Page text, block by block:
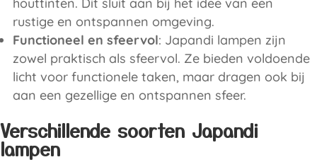
rustige en ontspannen omgeving.
Functioneel en sfeervol: Japandi lampen zijn
zowel praktisch als sfeervol. Ze bieden voldoende
licht voor functionele taken, maar dragen ook bij
aan een gezellige en ontspannen sfeer.
Verschillende soorten Japandi
lampen